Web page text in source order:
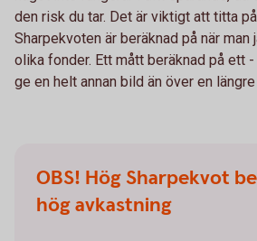
den risk du tar. Det är viktigt att titta
Sharpekvoten är beräknad på när
olika fonder. Ett mått beräknad på ett
ge en helt annan bild än över en
OBS! Hög Sharpekvot
hög avkastning